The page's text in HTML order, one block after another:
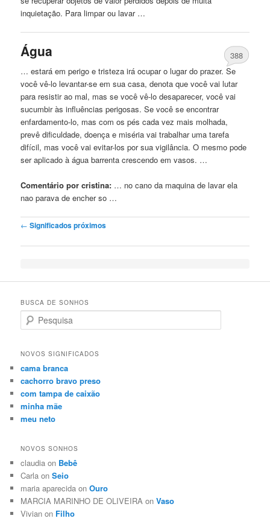
inquietação. Para limpar ou lavar …
Água
388
… estará em perigo e tristeza irá ocupar o lugar do prazer. Se
você vê-lo levantar-se em suacasa, denota que você vai lutar
para resistir ao mal, mas se você vê-lo desaparecer, você vai
sucumbir às influências perigosas. Se você se encontrar
enfardamento-lo, mas com os pés cada vez mais molhada,
prevê dificuldade, doença e miséria vai trabalhar uma tarefa
difícil, mas você vai evitar-los por sua vigilância. O mesmo pode
ser aplicado à água barrenta crescendo em vasos. …
Comentário por cristina: … no cano da maquinade lavar ela
nao paravade encher so …
Post navigation
← Significados próximos
BUSCA DE SONHOS
Search
NOVOS SIGNIFICADOS
cama branca
cachorro bravo preso
com tampa de caixão
minha mãe
meu neto
NOVOS SONHOS
claudia on Bebê
Carla onSeio
maria aparecida onOuro
MARCIA MARINHO DE OLIVEIRA onVaso
Vivian on Filho